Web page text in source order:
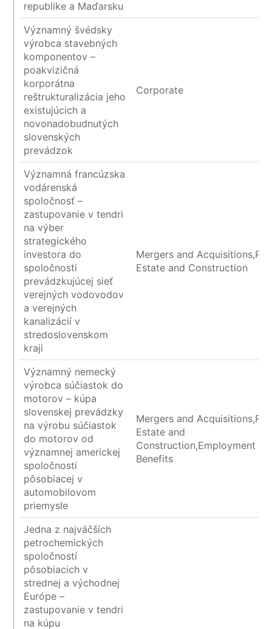
republike a Maďarsku
Významný švédsky
výrobca stavebných
komponentov –
poakvizičná
korporátna
reštrukturalizácia jeho
existujúcich a
novonadobudnutých
slovenských
prevádzok
Corporate
Významná francúzska
vodárenská
spoločnosť –
zastupovanie v tendri
na výber
strategického
investora do
spoločnosti
prevádzkujúcej sieť
verejných vodovodov
a verejných
kanalizácií v
stredoslovenskom
kraji
Mergers and
Estate and Construction
Významný nemecký
výrobca súčiastok do
motorov – kúpa
slovenskej prevádzky
na výrobu súčiastok
do motorov od
významnej americkej
spoločnosti
pôsobiacej v
automobilovom
priemysle
Mergers and
Estate and
Construction,Employment
Benefits
Jedna z najväčších
petrochemických
spoločností
pôsobiacich v
strednej a východnej
Európe –
zastupovanie v tendri
na kúpu